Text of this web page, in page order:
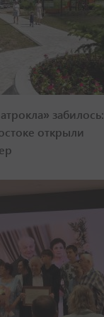
забилось:
открыли